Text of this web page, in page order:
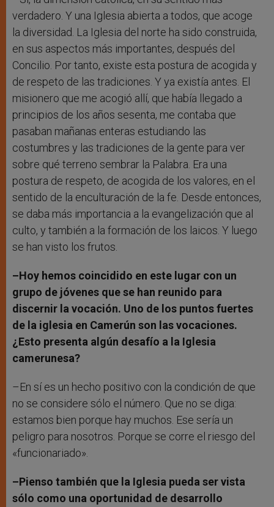
verdadero. Y una Iglesia abierta a todos, que acoge
la diversidad. La Iglesia del norte ha sido construida,
en sus aspectos más importantes, después del
Concilio. Por tanto, existe esta postura de acogida y
de respeto de las tradiciones. Y ya existía antes. El
misionero que me acogió allí, que había llegado a
principios de los años sesenta, me contaba que
pasaban mañanas enteras estudiando las
costumbres y las tradiciones de la gente para ver
sobre qué terreno sembrar la Palabra. Era una
postura de respeto, de acogida de los valores, en el
sentido de la enculturación de la fe. Desde entonces,
se daba más importancia a la evangelización que al
culto, y también a la formación de los laicos. Y luego
se han visto los frutos.
–Hoy hemos coincidido en este lugar con un
grupo de jóvenes que se han reunido para
discernir la vocación. Uno de los puntos fuertes
de la iglesia en Camerún son las vocaciones.
¿Esto presenta algún desafío a la Iglesia
camerunesa?
–En sí es un hecho positivo con la condición de que
no se considere sólo el número. Que no se diga:
estamos bien porque hay muchos. Ese sería un
peligro para nosotros. Porque se corre el riesgo del
«funcionariado».
–Pienso también que la Iglesia pueda ser vista
sólo como una oportunidad de desarrollo